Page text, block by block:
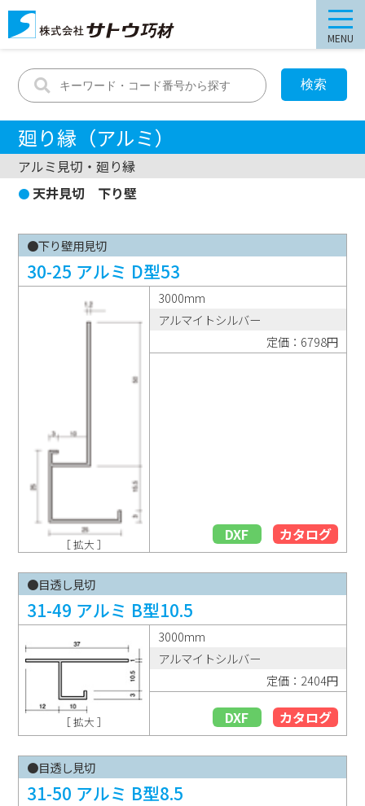
MENU
廻り縁（アルミ）
アルミ見切・廻り縁
天井見切 下り壁
●下り壁用見切
30-25 アルミ D型53
［ 拡大 ］
3000mm
アルマイトシルバー
定価：6798円
DXF カタログ
●目透し見切
31-49 アルミ B型10.5
［ 拡大 ］
3000mm
アルマイトシルバー
定価：2404円
DXF カタログ
●目透し見切
31-50 アルミ B型8.5